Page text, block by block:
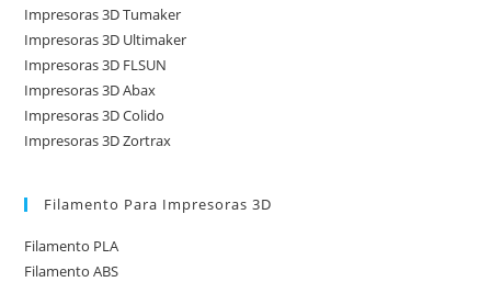
Impresoras 3D Tumaker
Impresoras 3D Ultimaker
Impresoras 3D FLSUN
Impresoras 3D Abax
Impresoras 3D Colido
Impresoras 3D Zortrax
Filamento Para Impresoras 3D
Filamento PLA
Filamento ABS